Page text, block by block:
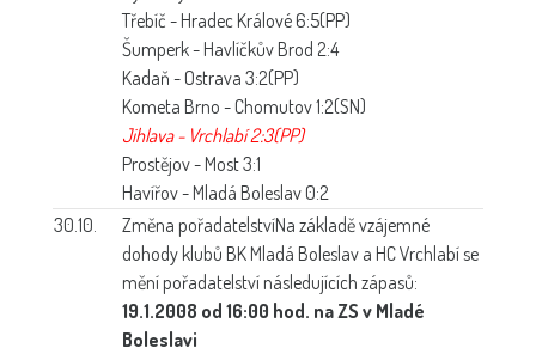
Třebíč - Hradec Králové 6:5(PP)
Šumperk - Havlíčkův Brod 2:4
Kadaň - Ostrava 3:2(PP)
Kometa Brno - Chomutov 1:2(SN)
Jihlava - Vrchlabí 2:3(PP)
Prostějov - Most 3:1
Havířov - Mladá Boleslav 0:2
30.10.
Změna pořadatelstvíNa základě vzájemné
dohody klubů BK Mladá Boleslav a HC Vrchlabí se
mění pořadatelství následujících zápasů:
19.1.2008 od 16:00 hod. na ZS v Mladé
Boleslavi